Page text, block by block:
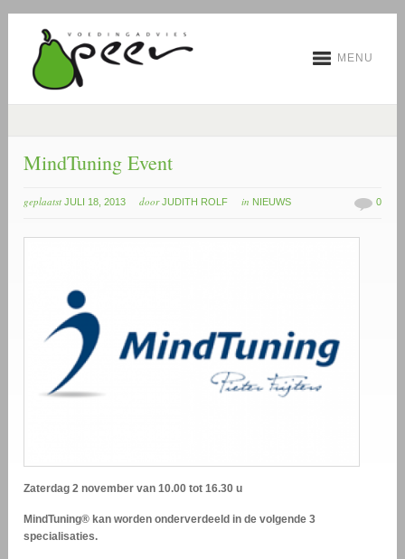
MENU
MindTuning Event
geplaatst JULI 18, 2013 door JUDITH ROLF in NIEUWS 0
Zaterdag 2 november van 10.00 tot 16.30 u
MindTuning® kan worden onderverdeeld in de volgende 3
specialisaties.